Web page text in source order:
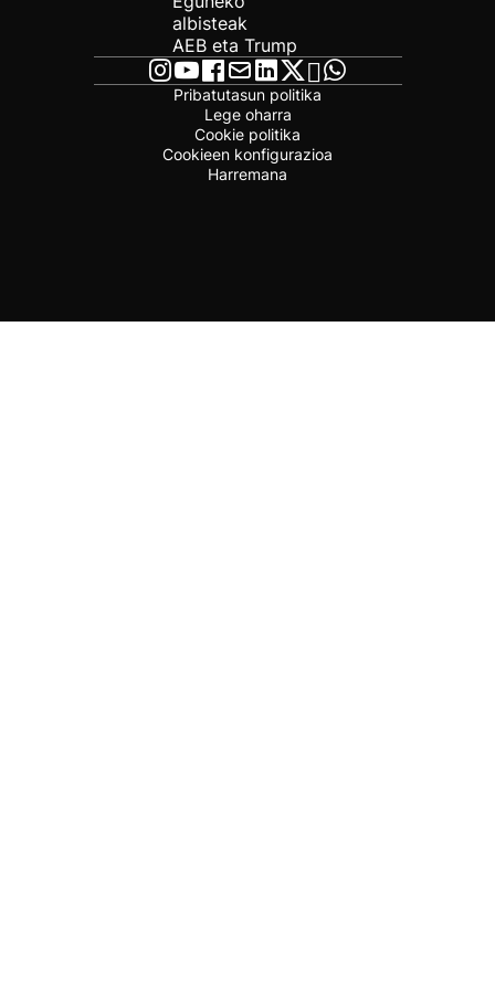
albisteak
AEB eta Trump
Pribatutasun politika
Lege oharra
Cookie politika
Cookieen konfigurazioa
Harremana